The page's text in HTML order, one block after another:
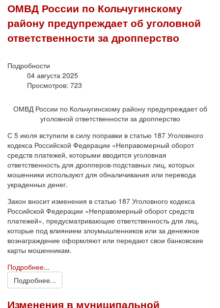
ОМВД России по Кольчугинскому
району предупреждает об уголовной
ответственности за дропперство
Подробности
04 августа 2025
Просмотров: 723
ОМВД России по Кольчугинскому району предупреждает об
уголовной ответственности за дропперство
С 5 июля вступили в силу поправки в статью 187 Уголовного
кодекса Российской Федерации «Неправомерный оборот
средств платежей, которыми вводится уголовная
ответственность для дропперов-подставных лиц, которых
мошенники используют для обналичивания или перевода
украденных денег.
Закон вносит изменения в статью 187 Уголовного кодекса
Российской Федерации «Неправомерный оборот средств
платежей», предусматривающие ответственность для лиц,
которые под влиянием злоумышленников или за денежное
вознаграждение оформляют или передают свои банковские
карты мошенникам.
Подробнее...
Подробнее...
Изменения в муниципальной